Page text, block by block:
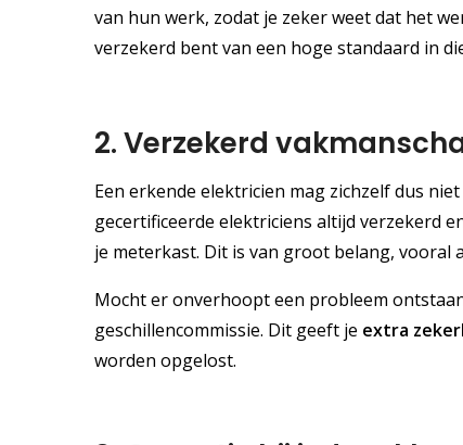
van hun werk, zodat je zeker weet dat het
verzekerd bent van een hoge standaard in
2. Verzekerd
Een erkende elektricien mag zichzelf dus
gecertificeerde elektriciens altijd verzekerd
je meterkast. Dit is van groot belang, vooral
Mocht er onverhoopt een probleem
geschillencommissie. Dit geeft je extra
worden opgelost.